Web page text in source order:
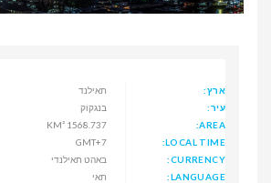
ארץ:
תאילנד
עיר:
בנגקוק
AREA:
1568.737 KM²
LOCAL TIME:
GMT+7
CURRENCY:
באהט תאילנדי
LANGUAGE:
תאי